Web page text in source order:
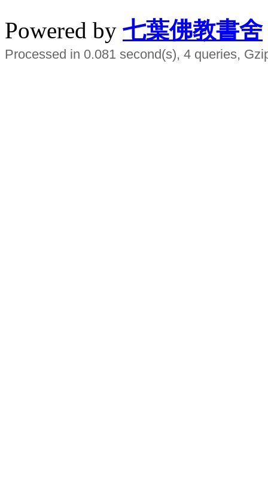
Powered by 七葉佛教書舍
Processed in 0.081 second(s), 4 queries,